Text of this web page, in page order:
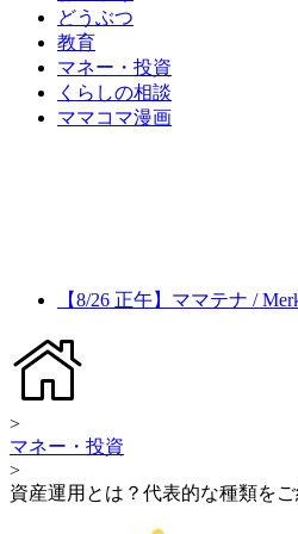
どうぶつ
教育
マネー・投資
くらしの相談
ママコマ漫画
【8/26 正午】ママテナ /
>
マネー・投資
>
資産運用とは？代表的な種類を